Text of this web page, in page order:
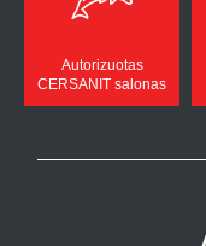
Autorizuotas
CERSANIT salonas